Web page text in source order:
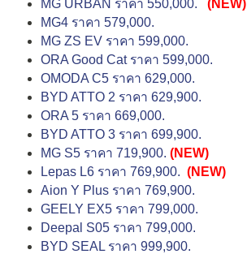
MG URBAN ราคา 550,000.
(NEW)
MG4 ราคา 579,000.
MG ZS EV ราคา 599,000.
ORA Good Cat ราคา 599,000.
OMODA C5 ราคา 629,000.
BYD ATTO 2 ราคา 629,900.
ORA 5 ราคา 669,000.
BYD ATTO 3 ราคา 699,900.
MG S5 ราคา 719,900. (NEW)
Lepas L6 ราคา 769,900. (NEW)
Aion Y Plus ราคา 769,900.
GEELY EX5 ราคา 799,000.
Deepal S05 ราคา 799,000.
BYD SEAL ราคา 999,900.